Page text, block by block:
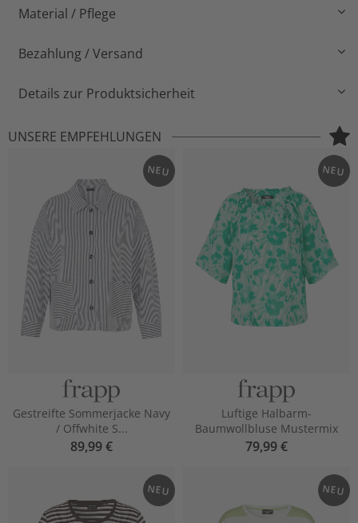
Material / Pflege
Bezahlung / Versand
Details zur Produktsicherheit
UNSERE EMPFEHLUNGEN
NEU
Gestreifte Sommerjacke Navy
/ Offwhite S...
89,99 €
NEU
Luftige Halbarm-
Baumwollbluse Mustermix
79,99 €
NEU NEU